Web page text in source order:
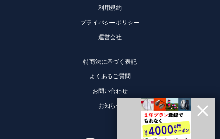
利用規約
プライバシーポリシー
運営会社
特商法に基づく表記
よくあるご質問
お問い合わせ
お知らせ